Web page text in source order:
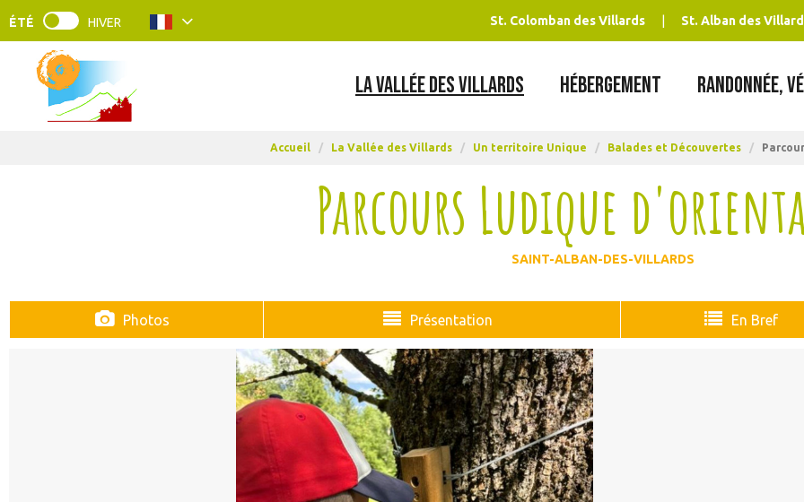
ÉTÉ HIVER St. Colomban des Villards St. Alban des
LA VALLÉE DES VILLARDS HÉBERGEMENT RANDONNÉE,
Accueil / La Vallée des Villards / Un territoire Unique / Balades et Découvertes /
Parcours Ludique
SAINT-ALBAN-DES-VILLARDS
Photos Présentation En Bref